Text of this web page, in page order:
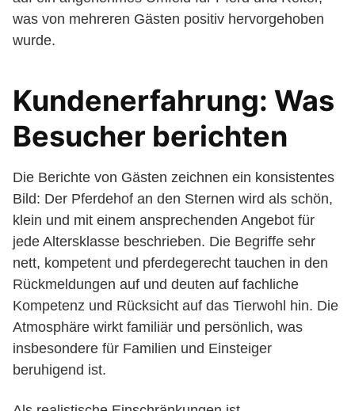
was von mehreren Gästen positiv hervorgehoben
wurde.
Kundenerfahrung: Was
Besucher berichten
Die Berichte von Gästen zeichnen ein konsistentes
Bild: Der Pferdehof an den Sternen wird als schön,
klein und mit einem ansprechenden Angebot für
jede Altersklasse beschrieben. Die Begriffe sehr
nett, kompetent und pferdegerecht tauchen in den
Rückmeldungen auf und deuten auf fachliche
Kompetenz und Rücksicht auf das Tierwohl hin. Die
Atmosphäre wirkt familiär und persönlich, was
insbesondere für Familien und Einsteiger
beruhigend ist.